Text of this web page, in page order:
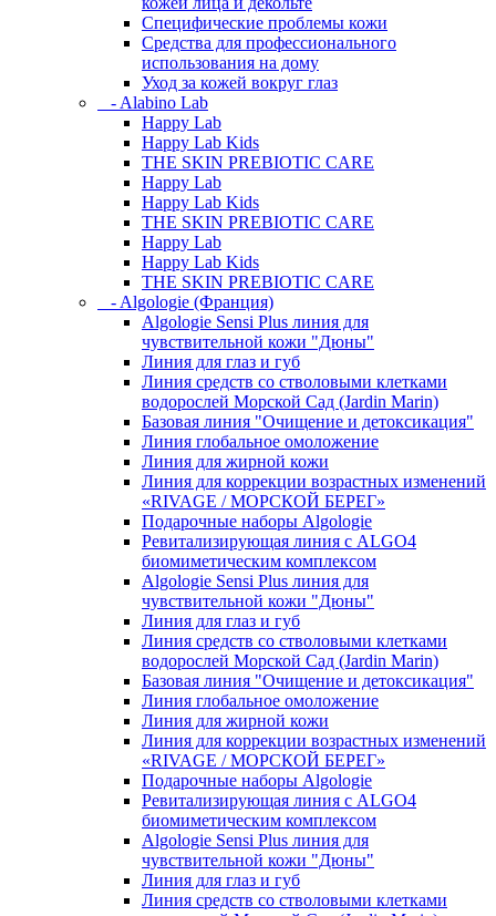
Специфические проблемы кожи
Средства для профессионального
использования на дому
Уход за кожей вокруг глаз
- Alabino Lab
Happy Lab
Happy Lab Kids
THE SKIN PREBIOTIC CARE
Happy Lab
Happy Lab Kids
THE SKIN PREBIOTIC CARE
Happy Lab
Happy Lab Kids
THE SKIN PREBIOTIC CARE
- Algologie (Франция)
Algologie Sensi Plus линия для
чувcтвительной кожи "Дюны"
Линия для глаз и губ
Линия средств со стволовыми клетками
водорослей Морской Сад (Jardin Marin)
Базовая линия "Очищение и детоксикация"
Линия глобальное омоложение
Линия для жирной кожи
Линия для коррекции возрастных изменений
«RIVAGE / МОРСКОЙ БЕРЕГ»
Подарочные наборы Algologie
Ревитализирующая линия с ALGO4
биомиметическим комплексом
Algologie Sensi Plus линия для
чувcтвительной кожи "Дюны"
Линия для глаз и губ
Линия средств со стволовыми клетками
водорослей Морской Сад (Jardin Marin)
Базовая линия "Очищение и детоксикация"
Линия глобальное омоложение
Линия для жирной кожи
Линия для коррекции возрастных изменений
«RIVAGE / МОРСКОЙ БЕРЕГ»
Подарочные наборы Algologie
Ревитализирующая линия с ALGO4
биомиметическим комплексом
Algologie Sensi Plus линия для
чувcтвительной кожи "Дюны"
Линия для глаз и губ
Линия средств со стволовыми клетками